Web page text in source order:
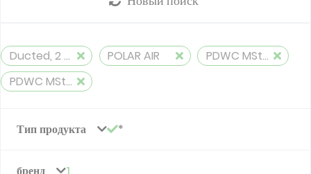
Ducted, 2 pipes, cooling and heating POLAR AIR
PDWC MStat AMV Ducted
PDWC MStat ECM AMV Ducted
Тип продукта